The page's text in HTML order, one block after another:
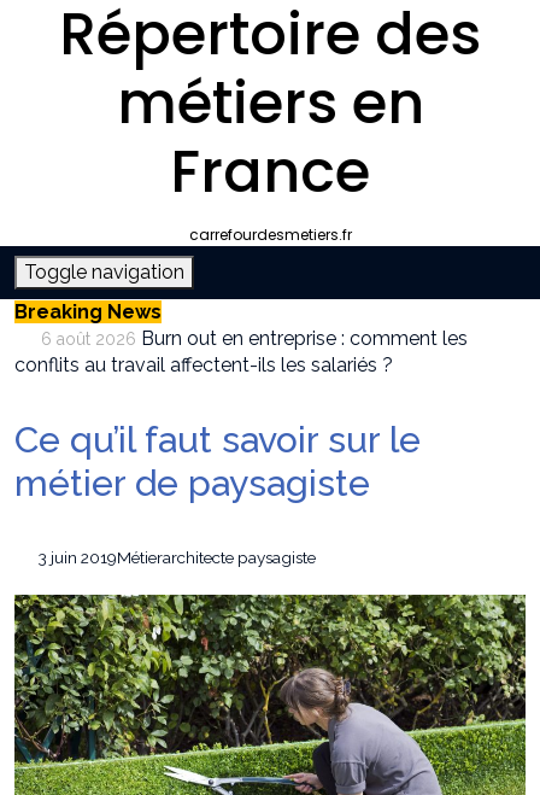
Répertoire des
métiers en
France
carrefourdesmetiers.fr
Toggle navigation
Breaking News
6 août 2026 Burn out en entreprise : comment les
conflits au travail affectent-ils les salariés ?
30 juillet 2026
Quelle plateforme freelance choisir pour
décrocher des missions récurrentes ?
28 juillet 2026 SEO et IA : Comment optimiser votre site
22 juillet 2026 Stratégies invisibles pour conquérir votre
7 août 2026 Faire valoir ses droits à la MDPH pour perte
d’autonomie ou handicap : le guide simple et pratique
Ce qu’il faut savoir sur le
métier de paysagiste
3 juin 2019Métierarchitecte paysagiste